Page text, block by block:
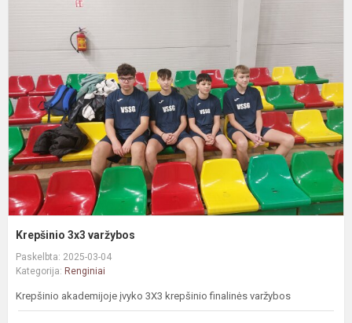
Krepšinio 3x3 varžybos
Paskelbta: 2025-03-04
Kategorija: Renginiai
Krepšinio akademijoje įvyko 3X3 krepšinio finalinės varžybos